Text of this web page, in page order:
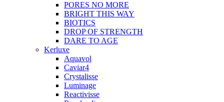
PORES NO MORE
BRIGHT THIS WAY
BIOTICS
DROP OF STRENGTH
DARE TO AGE
Kerluxe
Aquavol
Caviar4
Crystalisse
Luminage
Reactivisse